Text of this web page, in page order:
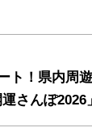
ト！県内周
さんぽ2026